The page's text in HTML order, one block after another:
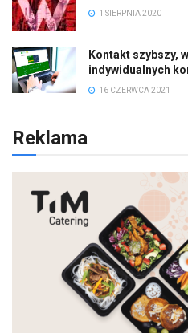
1 SIERPNIA 2020
Kontakt szybszy,
indywidualnych
16 CZERWCA 2021
Reklama